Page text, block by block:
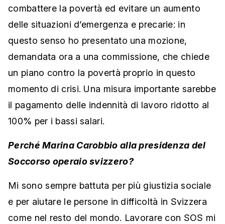
combattere la povertà ed evitare un aumento
delle situazioni d’emergenza e precarie: in
questo senso ho presentato una mozione,
demandata ora a una commissione, che chiede
un piano contro la povertà proprio in questo
momento di crisi. Una misura importante sarebbe
il pagamento delle indennità di lavoro ridotto al
100% per i bassi salari.
Perché Marina Carobbio alla presidenza del
Soccorso operaio svizzero?
Mi sono sempre battuta per più giustizia sociale
e per aiutare le persone in difficoltà in Svizzera
come nel resto del mondo. Lavorare con SOS mi